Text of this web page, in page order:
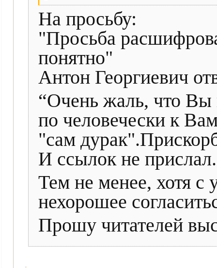
На просьбу:
"Просьба
понятно"
Антон Георгиевич
“Очень жаль, что Вы
по человечески к
"сам
И ссылок не прислал.
Тем не менее, хотя с
нехорошее
Прошу читателей